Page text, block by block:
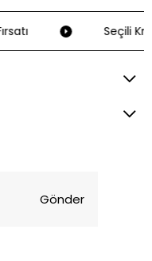
Seçili
Gönder